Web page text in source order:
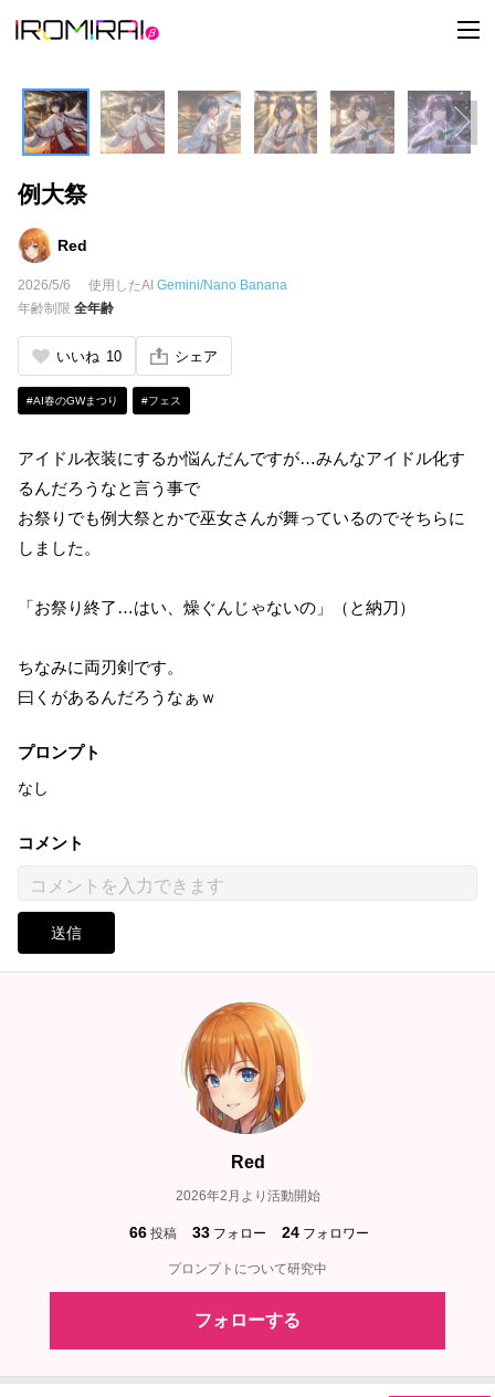
t
o
l
e
n
a
v
例大祭
Red
2026/5/6 使用したAI Gemini/Nano Banana
年齢制限 全年齢
いいね 10 シェア
#AI春のGWまつり #フェス
アイドル衣装にするか悩んだんですが…みんなアイドル化す
るんだろうなと言う事で
お祭りでも例大祭とかで巫女さんが舞っているのでそちらに
しました。
「お祭り終了…はい、燥ぐんじゃないの」（と納刀）
ちなみに両刃剣です。
曰くがあるんだろうなぁｗ
プロンプト
なし
コメント
送信
Red
2026年2月より活動開始
66 投稿 33 フォロー 24 フォロワー
プロンプトについて研究中
フォローする